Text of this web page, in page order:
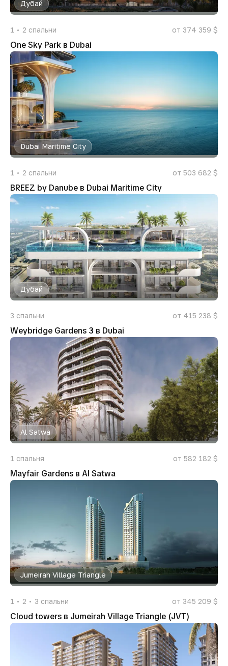
Дубай
1 2 спальни от 374 359 $
One Sky Park в Dubai
Dubai Maritime City
1 2 спальни от 503 682 $
BREEZ by Danube в Dubai Maritime City
Дубай
3 спальни от 415 238 $
Weybridge Gardens 3 в Dubai
Al Satwa
1 спальня от 582 182 $
Mayfair Gardens в Al Satwa
Jumeirah Village Triangle
1 2 3 спальни от 345 209 $
Cloud towers в Jumeirah Village Triangle (JVT)